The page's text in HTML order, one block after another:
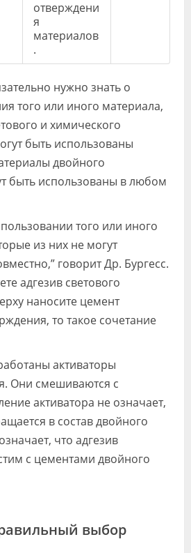
отверждени
я
материалов
.
нужно знать о
того или иного материала,
и химического
быть использованы
двойного
быть использованы в любом
того или иного
из них не могут
говорит Др. Бургесс.
адгезив светового
наносите цемент
то такое сочетание
активаторы
Они смешиваются с
активатора не означает,
в состав двойного
что адгезив
с цементами двойного
выбор